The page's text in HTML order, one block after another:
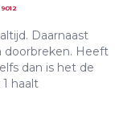
9012
Daarnaast
doorbreken. Heeft
dan is het de
haalt